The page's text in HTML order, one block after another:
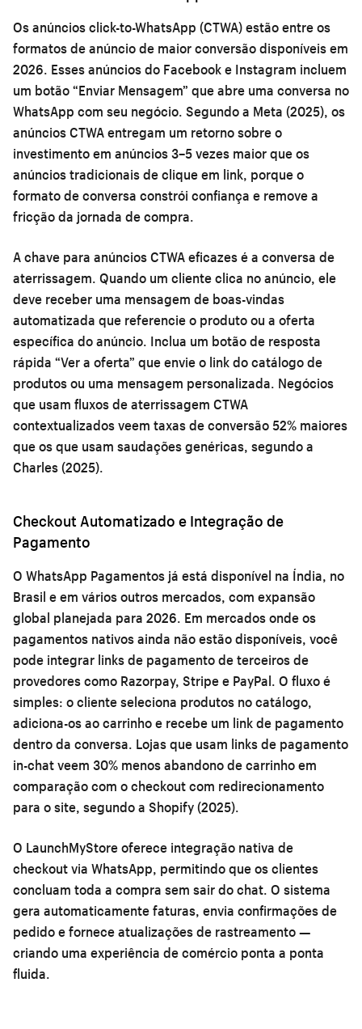
Os anúncios click-to-WhatsApp (CTWA) estão entre os
formatos de anúncio de maior conversão disponíveis em
2026. Esses anúncios do Facebook e Instagram incluem
um botão “Enviar Mensagem” que abre uma conversa no
WhatsApp com seu negócio. Segundo a Meta (2025), os
anúncios CTWA entregam um retorno sobre o
investimento em anúncios 3–5 vezes maior que os
anúncios tradicionais de clique em link, porque o
formato de conversa constrói confiança e remove a
fricção da jornada de compra.
A chave para anúncios CTWA eficazes é a conversa de
aterrissagem. Quando um cliente clica no anúncio, ele
deve receber uma mensagem de boas-vindas
automatizada que referencie o produto ou a oferta
específica do anúncio. Inclua um botão de resposta
rápida “Ver a oferta” que envie o link do catálogo de
produtos ou uma mensagem personalizada. Negócios
que usam fluxos de aterrissagem CTWA
contextualizados veem taxas de conversão 52% maiores
que os que usam saudações genéricas, segundo a
Charles (2025).
Checkout Automatizado e Integração de
Pagamento
O WhatsApp Pagamentos já está disponível na Índia, no
Brasil e em vários outros mercados, com expansão
global planejada para 2026. Em mercados onde os
pagamentos nativos ainda não estão disponíveis, você
pode integrar links de pagamento de terceiros de
provedores como Razorpay, Stripe e PayPal. O fluxo é
simples: o cliente seleciona produtos no catálogo,
adiciona-os ao carrinho e recebe um link de pagamento
dentro da conversa. Lojas que usam links de pagamento
in-chat veem 30% menos abandono de carrinho em
comparação com o checkout com redirecionamento
para o site, segundo a Shopify (2025).
O LaunchMyStore oferece integração nativa de
checkout via WhatsApp, permitindo que os clientes
concluam toda a compra sem sair do chat. O sistema
gera automaticamente faturas, envia confirmações de
pedido e fornece atualizações de rastreamento —
criando uma experiência de comércio ponta a ponta
fluida.